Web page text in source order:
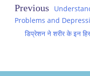
Post
navigation
Problems and
डिप्रेशन ने शरीर के इन